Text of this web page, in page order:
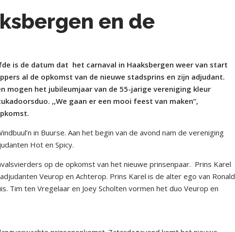
en de
is de datum dat het carnaval in Haaksbergen weer van start
al de opkomst van de nieuwe stadsprins en zijn adjudant.
mogen het jubileumjaar van de 55-jarige vereniging kleur
,,We gaan er een mooi feest van maken”,
in Buurse. Aan het begin van de avond nam de vereniging
Hot en Spicy.
op de opkomst van het nieuwe prinsenpaar. Prins Karel
Veurop en Achterop. Prins Karel is de alter ego van Ronald
Tim ten Vregelaar en Joey Scholten vormen het duo Veurop en